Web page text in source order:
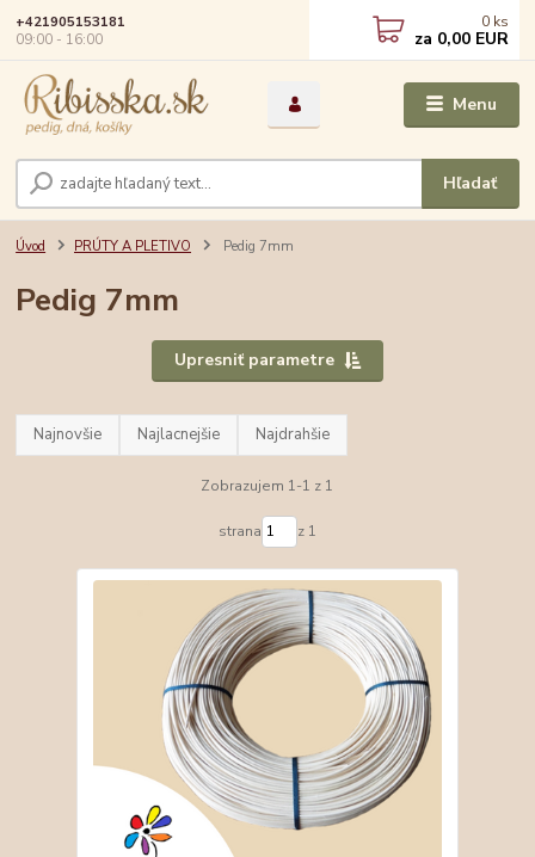
Menu
Hľadať
+421905153181
09:00 - 16:00
0 ks
za 0,00 EUR
Úvod PRÚTY A PLETIVO Pedig 7mm
Pedig 7mm
Upresniť parametre
Najnovšie Najlacnejšie Najdrahšie
Zobrazujem 1-1 z 1
strana z 1